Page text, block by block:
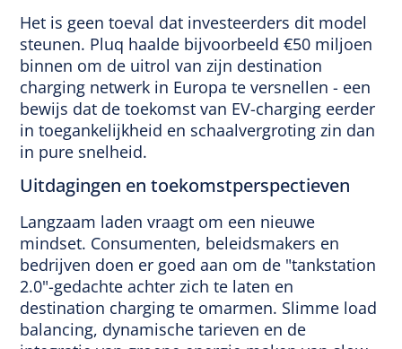
Het is geen toeval dat investeerders dit model
steunen. Pluq haalde bijvoorbeeld €50 miljoen
binnen om de uitrol van zijn destination
charging netwerk in Europa te versnellen - een
bewijs dat de toekomst van EV-charging eerder
in toegankelijkheid en schaalvergroting zin dan
in pure snelheid.
Uitdagingen en toekomstperspectieven
Langzaam laden vraagt om een nieuwe
mindset. Consumenten, beleidsmakers en
bedrijven doen er goed aan om de "tankstation
2.0"-gedachte achter zich te laten en
destination charging te omarmen. Slimme load
balancing, dynamische tarieven en de